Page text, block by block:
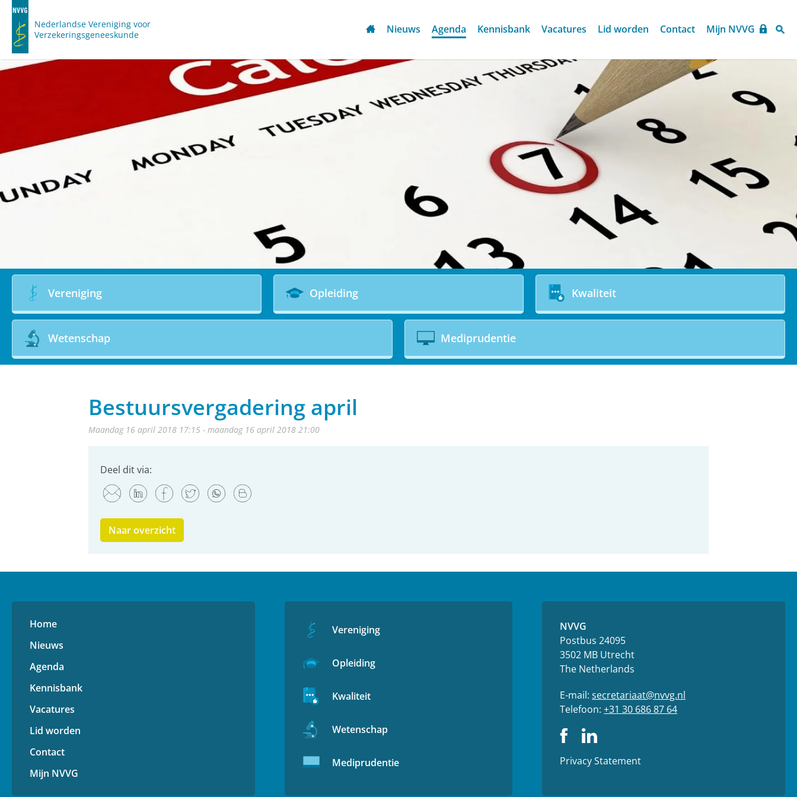
Nederlandse Vereniging voor
Verzekeringsgeneeskunde
Nieuws Agenda Kennisbank Vacatures Lid worden Contact Mijn NVVG
Vereniging Opleiding Kwaliteit
Wetenschap Mediprudentie
Bestuursvergadering april
maandag 16 april 2018 17:15 - maandag 16 april 2018 21:00
Deel dit via:
Naar overzicht
Home
Nieuws
Agenda
Kennisbank
Vacatures
Lid worden
Contact
Mijn NVVG
Vereniging
Opleiding
Kwaliteit
Wetenschap
Mediprudentie
NVVG
Postbus 24095
3502 MB Utrecht
The Netherlands
E-mail:secretariaat@nvvg.nl
Telefoon:+31 30 686 87 64
Privacy Statement